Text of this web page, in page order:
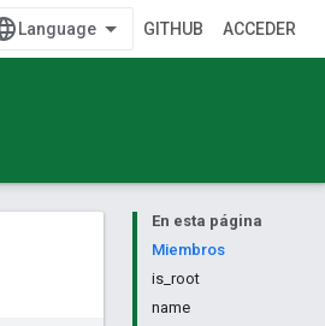
GITHUB ACCEDER
En esta página
Miembros
is_root
name